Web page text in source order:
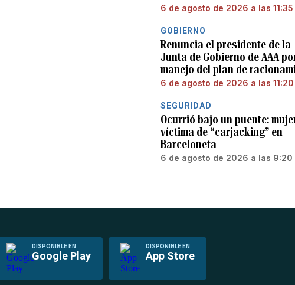
6 de agosto de 2026 a las 11:35
GOBIERNO
Renuncia el presidente de la
Junta de Gobierno de AAA
manejo del plan de
6 de agosto de 2026 a las 11:20
SEGURIDAD
Ocurrió bajo un puente:
víctima de “carjacking” en
Barceloneta
6 de agosto de 2026 a las 9:20
DISPONIBLE EN
Google Play
DISPONIBLE EN
App Store